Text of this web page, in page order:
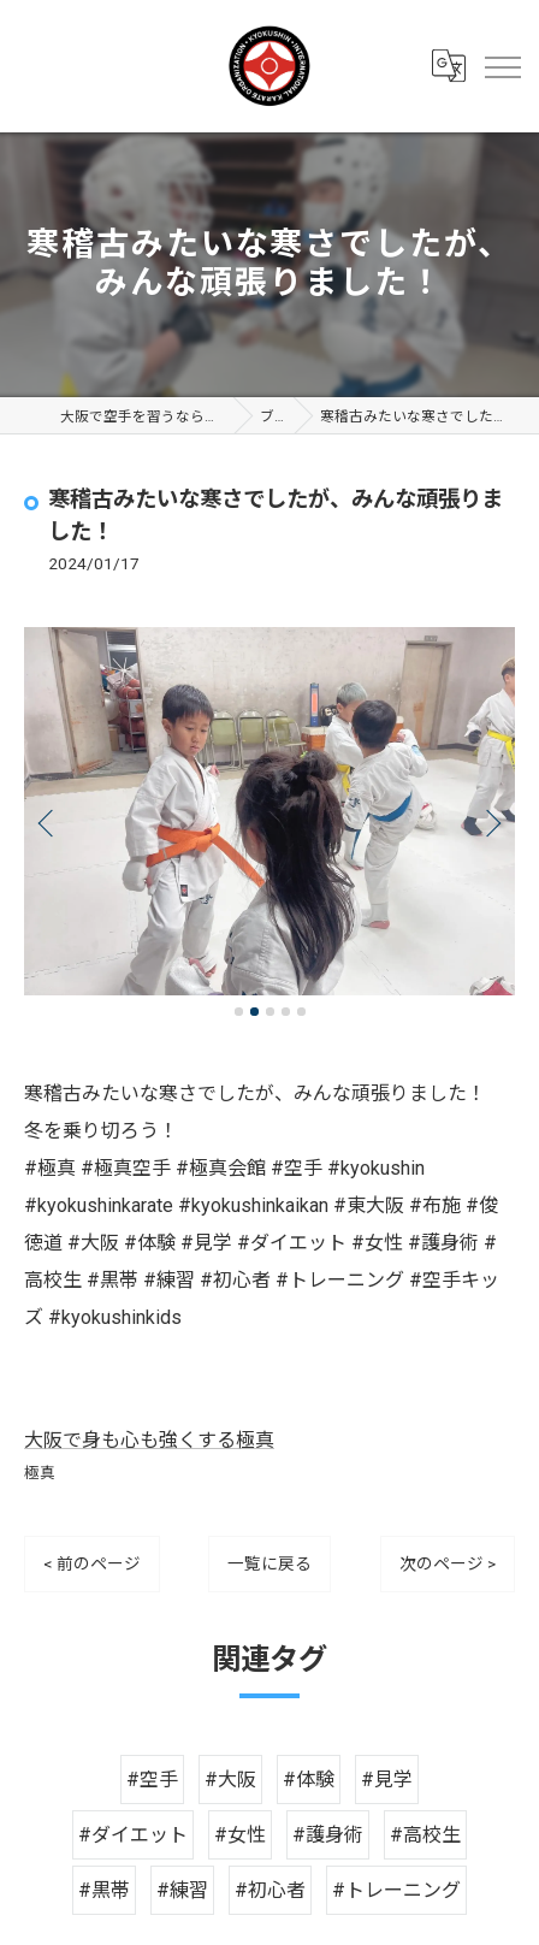
寒稽古みたいな寒さでしたが、
みんな頑張りました！
大阪で空手を習うなら極真会館 大阪布施支部 ブログ 寒稽古みたいな寒さでしたが、みんな頑張りました！
寒稽古みたいな寒さでしたが、みんな頑張りま
した！
2024/01/17
寒稽古みたいな寒さでしたが、みんな頑張りました！
冬を乗り切ろう！
#極真 #極真空手 #極真会館 #空手 #kyokushin
#kyokushinkarate #kyokushinkaikan #東大阪 #布施 #俊
徳道 #大阪 #体験 #見学 #ダイエット #女性 #護身術 #
高校生 #黒帯 #練習 #初心者 #トレーニング #空手キッ
ズ #kyokushinkids
大阪で身も心も強くする極真
極真
< 前のページ 一覧に戻る 次のページ >
関連タグ
#空手 #大阪 #体験 #見学
#ダイエット #女性 #護身術 #高校生
#黒帯 #練習 #初心者 #トレーニング